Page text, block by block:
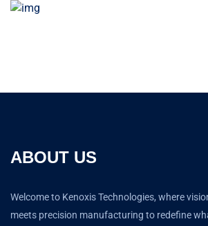
ABOUT US
Welcome to Kenoxis Technologies, where
meets precision manufacturing to redefine